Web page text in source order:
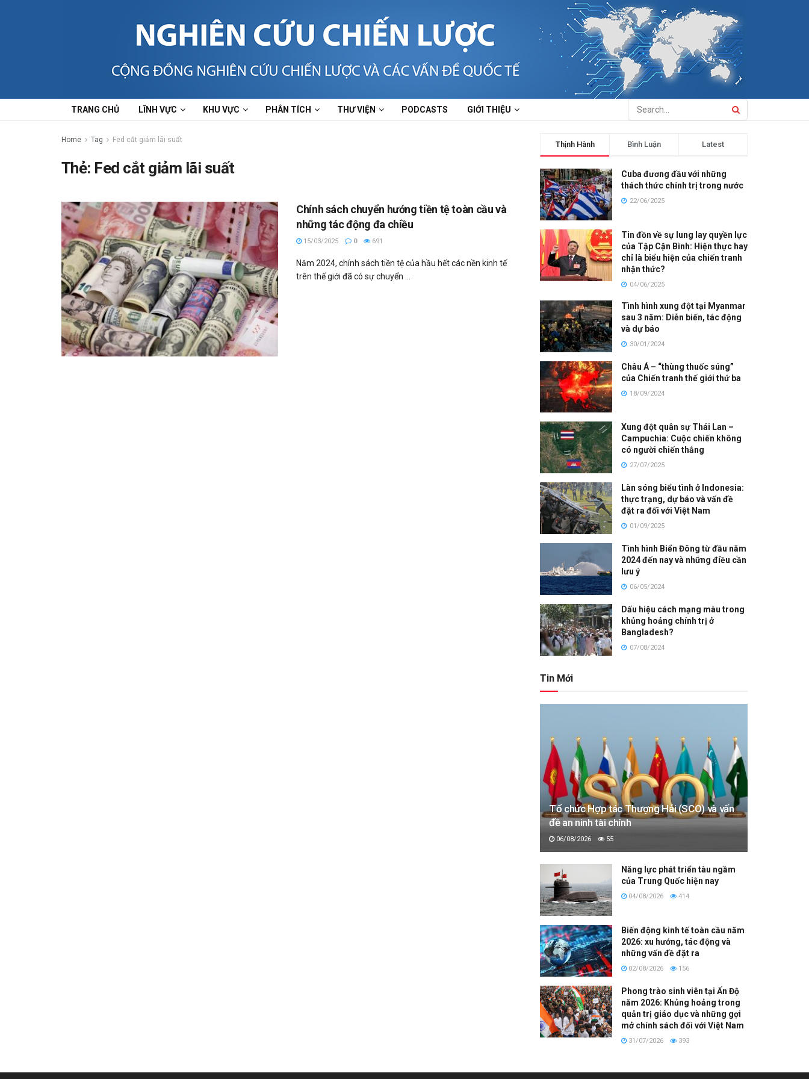
TRANG CHỦ LĨNH VỰC KHU VỰC PHÂN TÍCH THƯ VIỆN PODCASTS GIỚI THIỆU
Home Tag Fed cắt giảm lãi suất
Thẻ: Fed cắt giảm lãi suất
Chính sách chuyển hướng tiền tệ toàn cầu và
những tác động đa chiều
15/03/2025 0 691
Năm 2024, chính sách tiền tệ của hầu hết các nền kinh tế
trên thế giới đã có sự chuyển ...
Thịnh Hành Bình Luận Latest
Cuba đương đầu với những
thách thức chính trị trong nước
22/06/2025
Tin đồn về sự lung lay quyền lực
của Tập Cận Bình: Hiện thực hay
chỉ là biểu hiện của chiến tranh
nhận thức?
04/06/2025
Tình hình xung đột tại Myanmar
sau 3 năm: Diễn biến, tác động
và dự báo
30/01/2024
Châu Á – “thùng thuốc súng”
của Chiến tranh thế giới thứ ba
18/09/2024
Xung đột quân sự Thái Lan –
Campuchia: Cuộc chiến không
có người chiến thắng
27/07/2025
Làn sóng biểu tình ở Indonesia:
thực trạng, dự báo và vấn đề
đặt ra đối với Việt Nam
01/09/2025
Tình hình Biển Đông từ đầu năm
2024 đến nay và những điều cần
lưu ý
06/05/2024
Dấu hiệu cách mạng màu trong
khủng hoảng chính trị ở
Bangladesh?
07/08/2024
Tin Mới
Tổ chức Hợp tác Thượng Hải (SCO) và vấn
đề an ninh tài chính
06/08/2026 55
Năng lực phát triển tàu ngầm
của Trung Quốc hiện nay
04/08/2026 414
Biến động kinh tế toàn cầu năm
2026: xu hướng, tác động và
những vấn đề đặt ra
02/08/2026 156
Phong trào sinh viên tại Ấn Độ
năm 2026: Khủng hoảng trong
quản trị giáo dục và những gợi
mở chính sách đối với Việt Nam
31/07/2026 393